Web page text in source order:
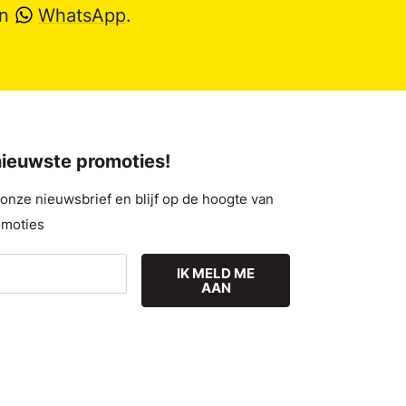
WhatsApp.
promoties!
nieuwsbrief en blijf op de hoogte van
IK MELD ME
AAN